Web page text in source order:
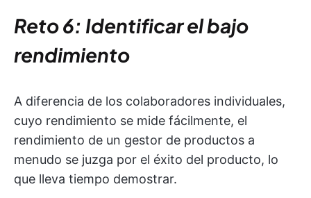
Reto 6: Identificar el bajo
rendimiento
A diferencia de los colaboradores individuales,
cuyo rendimiento se mide fácilmente, el
rendimiento de un gestor de productos a
menudo se juzga por el éxito del producto, lo
que lleva tiempo demostrar.